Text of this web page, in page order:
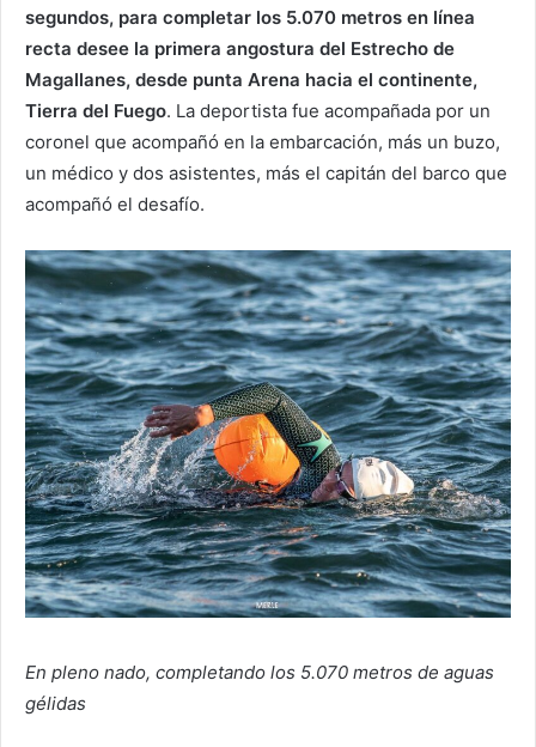
segundos, para completar los 5.070 metros en línea
recta desee la primera angostura del Estrecho de
Magallanes, desde punta Arena hacia el continente,
Tierra del Fuego. La deportista fue acompañada por un
coronel que acompañó en la embarcación, más un buzo,
un médico y dos asistentes, más el capitán del barco que
acompañó el desafío.
En pleno nado, completando los 5.070 metros de aguas
gélidas